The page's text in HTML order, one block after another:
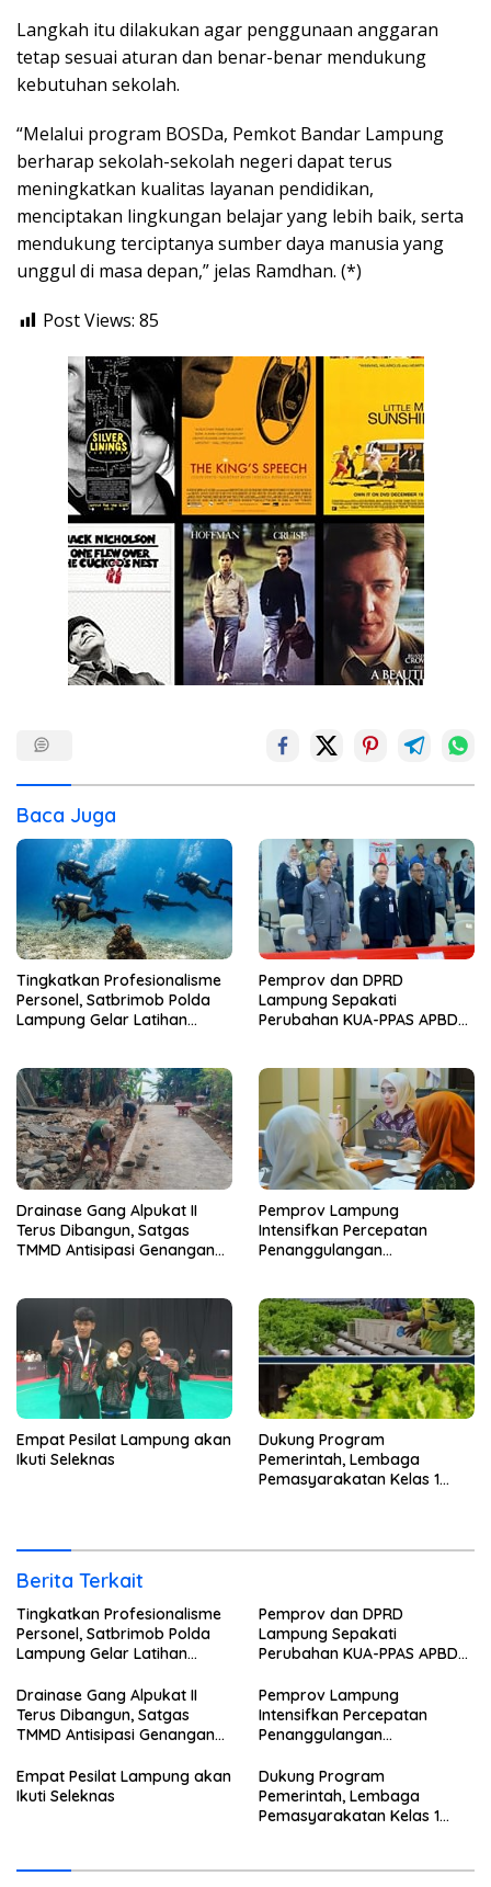
Langkah itu dilakukan agar penggunaan anggaran
tetap sesuai aturan dan benar-benar mendukung
kebutuhan sekolah.
“Melalui program BOSDa, Pemkot Bandar Lampung
berharap sekolah-sekolah negeri dapat terus
meningkatkan kualitas layanan pendidikan,
menciptakan lingkungan belajar yang lebih baik, serta
mendukung terciptanya sumber daya manusia yang
unggul di masa depan,” jelas Ramdhan. (*)
Post Views: 85
Baca Juga
Tingkatkan Profesionalisme
Personel, Satbrimob Polda
Lampung Gelar Latihan
Pemprov dan DPRD
Lampung Sepakati
Perubahan KUA-PPAS APBD
Drainase Gang Alpukat II
Terus Dibangun, Satgas
TMMD Antisipasi Genangan
Pemprov Lampung
Intensifkan Percepatan
Penanggulangan
Empat Pesilat Lampung akan
Ikuti Seleknas
Dukung Program
Pemerintah, Lembaga
Pemasyarakatan Kelas 1
Binaan ke SPPG Tanjung
Berita Terkait
Tingkatkan Profesionalisme
Personel, Satbrimob Polda
Lampung Gelar Latihan
Selam SAR Air
Pemprov dan DPRD
Lampung Sepakati
Perubahan KUA-PPAS APBD
Drainase Gang Alpukat II
Terus Dibangun, Satgas
TMMD Antisipasi Genangan
Pemprov Lampung
Intensifkan Percepatan
Penanggulangan
Empat Pesilat Lampung akan
Ikuti Seleknas
Dukung Program
Pemerintah, Lembaga
Pemasyarakatan Kelas 1
Hidroponik Karya Warga